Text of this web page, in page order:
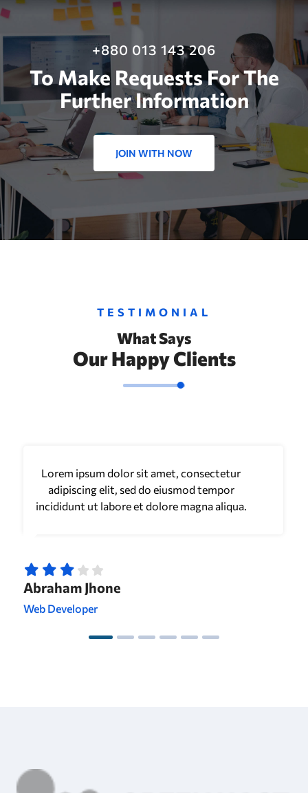
+880 013 143 206
To Make Requests For The
Further Information
JOIN WITH NOW
TESTIMONIAL
What Says
Our Happy Clients
Lorem ipsum dolor sit amet, consectetur
adipiscing elit, sed do eiusmod tempor
incididunt ut labore et dolore magna aliqua.
Abraham Jhone
Web Developer